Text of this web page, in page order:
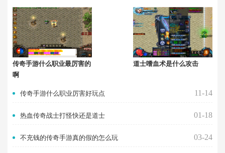
传奇手游什么职业最厉害的
啊
道士嗜血术是什么攻击
传奇手游什么职业厉害好玩点 11-14
热血传奇战士打怪快还是道士 01-18
不充钱的传奇手游真的假的怎么玩 03-24